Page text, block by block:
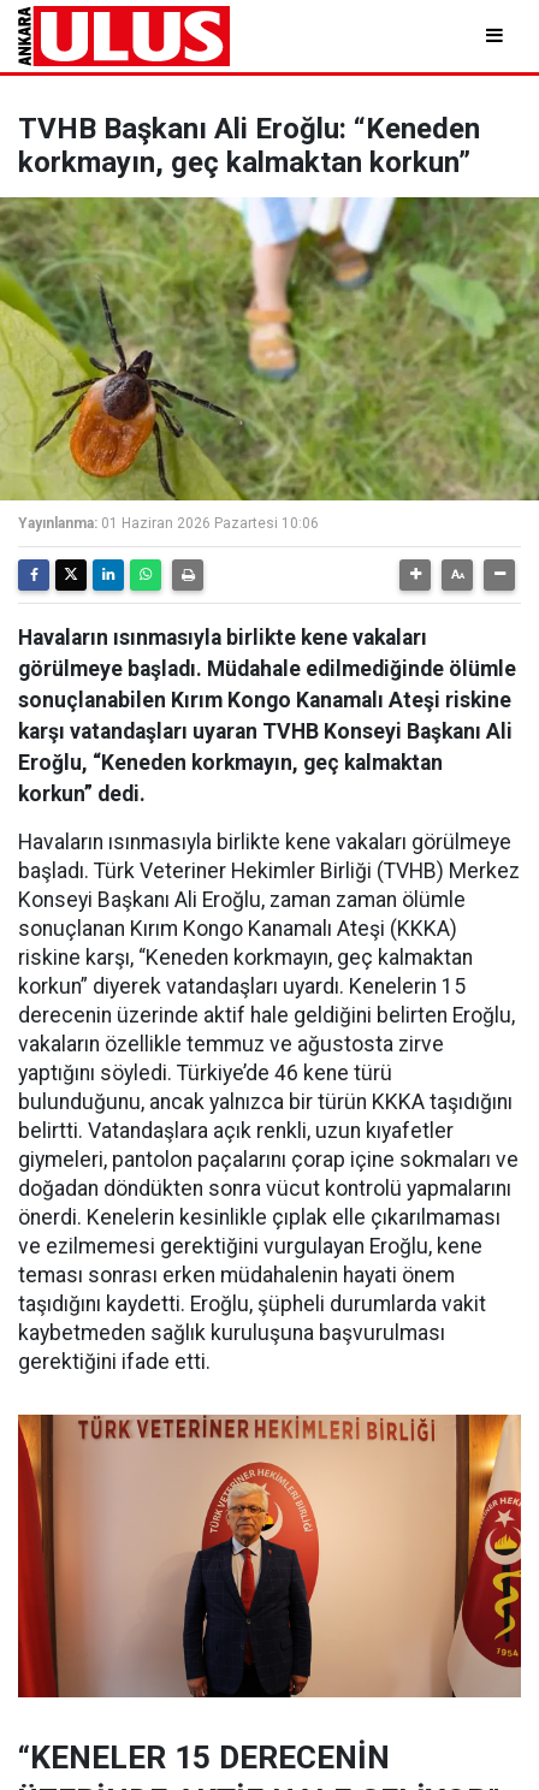
TVHB Başkanı Ali Eroğlu: “Keneden
korkmayın, geç kalmaktan korkun”
Yayınlanma: 01 Haziran 2026 Pazartesi 10:06
Havaların ısınmasıyla birlikte kene vakaları
görülmeye başladı. Müdahale edilmediğinde ölümle
sonuçlanabilen Kırım Kongo Kanamalı Ateşi riskine
karşı vatandaşları uyaran TVHB Konseyi Başkanı Ali
Eroğlu, “Keneden korkmayın, geç kalmaktan
korkun” dedi.
Havaların ısınmasıyla birlikte kene vakaları görülmeye
başladı. Türk Veteriner Hekimler Birliği (TVHB) Merkez
Konseyi Başkanı Ali Eroğlu, zaman zaman ölümle
sonuçlanan Kırım Kongo Kanamalı Ateşi (KKKA)
riskine karşı, “Keneden korkmayın, geç kalmaktan
korkun” diyerek vatandaşları uyardı. Kenelerin 15
derecenin üzerinde aktif hale geldiğini belirten Eroğlu,
vakaların özellikle temmuz ve ağustosta zirve
yaptığını söyledi. Türkiye’de 46 kene türü
bulunduğunu, ancak yalnızca bir türün KKKA taşıdığını
belirtti. Vatandaşlara açık renkli, uzun kıyafetler
giymeleri, pantolon paçalarını çorap içine sokmaları ve
doğadan döndükten sonra vücut kontrolü yapmalarını
önerdi. Kenelerin kesinlikle çıplak elle çıkarılmaması
ve ezilmemesi gerektiğini vurgulayan Eroğlu, kene
teması sonrası erken müdahalenin hayati önem
taşıdığını kaydetti. Eroğlu, şüpheli durumlarda vakit
kaybetmeden sağlık kuruluşuna başvurulması
gerektiğini ifade etti.
“KENELER 15 DERECENİN